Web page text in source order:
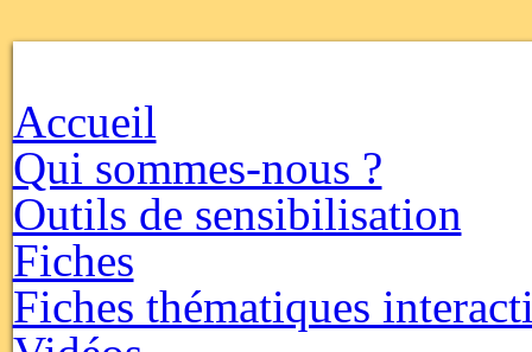
Accueil
Qui sommes-nous ?
Outils de sensibilisation
Fiches
Fiches thématiques